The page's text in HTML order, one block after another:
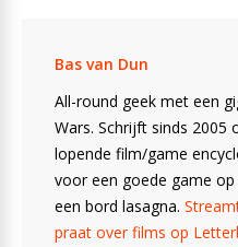
Bas van Dun
All-round geek met een
Wars. Schrijft sinds 2005
lopende film/game
voor een goede game
een bord lasagna.
praat over films op